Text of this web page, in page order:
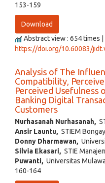
153-159
Download
Abstract view : 654 times |
https://doi.org/10.60083/
Analysis of The
Compatibility,
Perceived Usefulness
Banking Digital
Customers
Nurhasanah Nurhasanah,
Ansir Launtu, STIEM
Donny Dharmawan,
Silvia Ekasari, STIE
Puwanti, Universitas
160-164